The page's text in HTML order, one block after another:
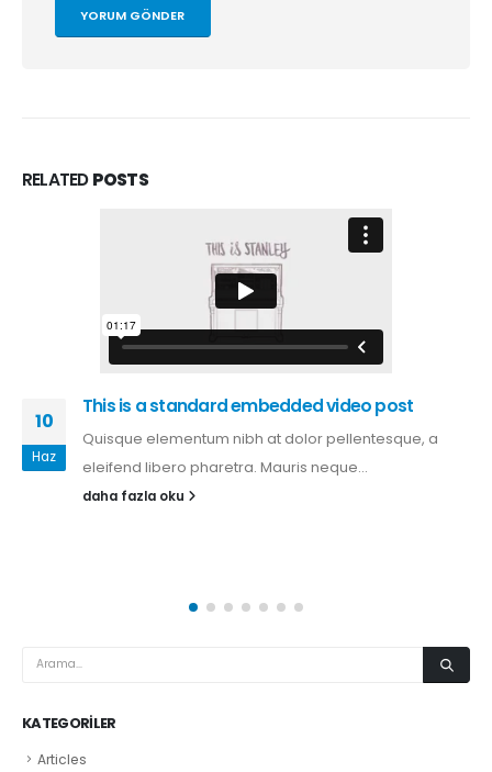
RELATEDPOSTS
10
Haz
This is a standard embedded video post
Quisque elementum nibh at dolor pellentesque, a
eleifend libero pharetra. Mauris neque...
daha fazla oku
KATEGORILER
Articles